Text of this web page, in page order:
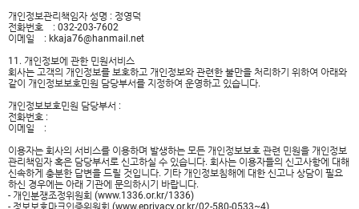
개인정보관리책임자 성명 : 정영덕
전화번호 : 032-203-7602
이메일 : kkaja76@hanmail.net
11. 개인정보에 관한 민원서비스
회사는 고객의 개인정보를 보호하고 개인정보와 관련한 불만을 처리하기 위하여 아래와
같이 개인정보보호민원 담당부서를 지정하여 운영하고 있습니다.
개인정보보호민원 담당부서 :
전화번호 :
이메일 :
이용자는 회사의 서비스를 이용하며 발생하는 모든 개인정보보호 관련 민원을 개인정보
관리책임자 혹은 담당부서로 신고하실 수 있습니다. 회사는 이용자들의 신고사항에 대해
신속하게 충분한 답변을 드릴 것입니다. 기타 개인정보침해에 대한 신고나 상담이 필요
하신 경우에는 아래 기관에 문의하시기 바랍니다.
- 개인분쟁조정위원회 (www.1336.or.kr/1336)
- 정보보호마크인증위원회 (www.eprivacy.or.kr/02-580-0533~4)